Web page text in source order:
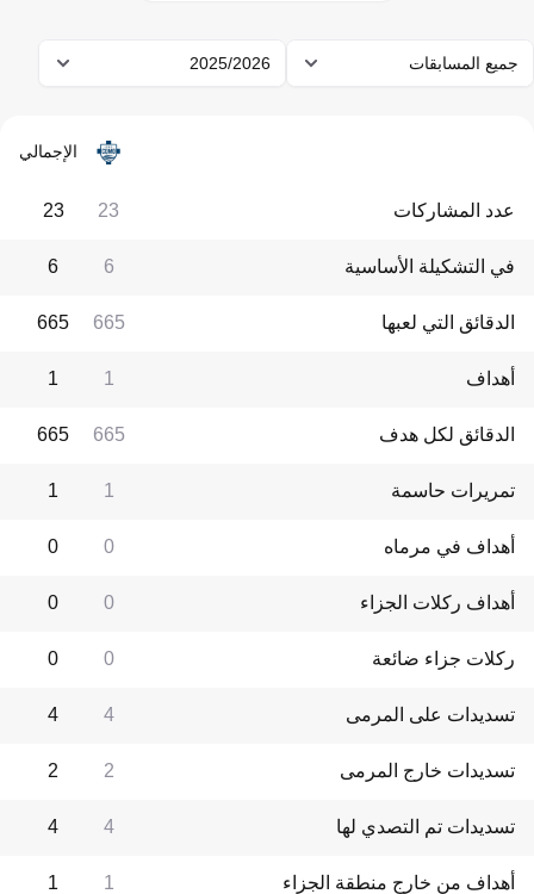
جميع المسابقات 2025/2026
الإجمالي
عدد المشاركات 23
23
في التشكيلة الأساسية 6
6
الدقائق التي لعبها 665
665
أهداف 1
1
الدقائق لكل هدف 665
665
تمريرات حاسمة 1
1
أهداف في مرماه 0
0
أهداف ركلات الجزاء 0
0
ركلات جزاء ضائعة 0
0
تسديدات على المرمى 4
4
تسديدات خارج المرمى 2
2
تسديدات تم التصدي لها 4
4
أهداف من خارج منطقة الجزاء 1
1